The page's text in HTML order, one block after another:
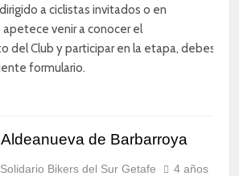
a ciclistas invitados o en
apetece venir a conocer el
del Club y participar en la etapa, debes
formulario.
de Barbarroya
Bikers del Sur Getafe
4 años